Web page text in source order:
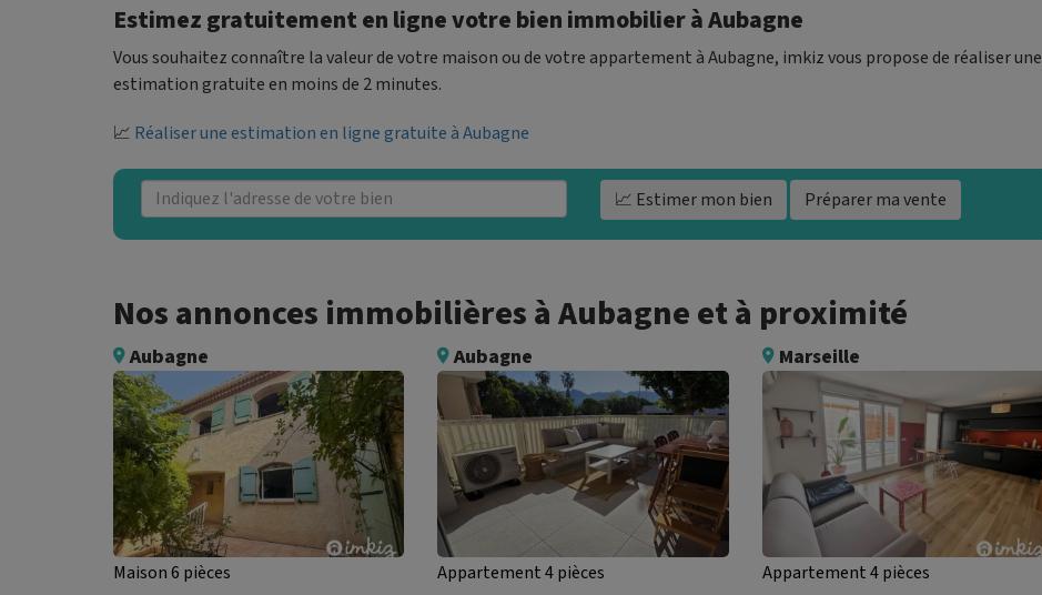
Estimez gratuitement en ligne votre bien immobilier à Aubagne
Vous souhaitez connaître la valeur de votre maison ou de votre appartement à Aubagne, imkiz vous propose de réaliser une
estimation gratuite en moins de 2 minutes.
📈 Réaliser une estimation en ligne gratuite à Aubagne
📈 Estimermon bien Préparer ma vente
Nos annonces immobilières à Aubagne et à proximité
Aubagne
Maison 6 pièces
Aubagne
Appartement 4 pièces
Marseille
Appartement 4 pièces